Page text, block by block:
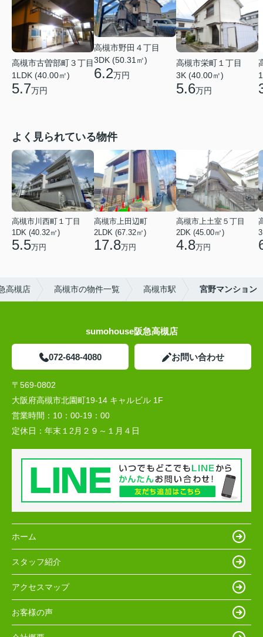
高槻市古曽部町３丁目
1LDK (40.00㎡)
5.7万円
高槻市野田４丁目
3DK (50.31㎡)
6.2万円
高槻市栄町１丁目
3K (40.00㎡)
5.6万円
よく見られている物件
高槻市川西町１丁目
1DK (40.32㎡)
5.5万円
高槻市上田辺町
2LDK (67.32㎡)
17.8万円
高槻市上土室５丁目
2DK (45.00㎡)
4.8万円
高槻店 高槻市の物件一覧 高槻市駅 宮野マンション
sumohouse阪急高槻店
072-648-4080 お問い合わせ
〒569-0802
大阪府高槻市北園町19-14 キャルビル 1F
営業時間： 10：00-19：00
定休日： 年末１2月２９～１月４日
ホーム
スタッフ紹介
アクセスマップ
お客様の声